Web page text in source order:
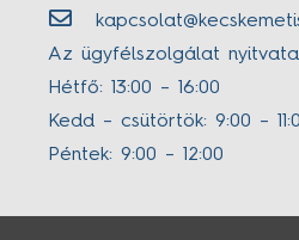
Az ügyfélszolgálat
Hétfő: 13:00 – 16:00
Kedd – csütörtök: 9:00 –
Péntek: 9:00 – 12:00